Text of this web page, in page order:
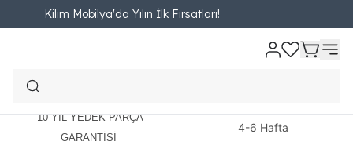
Kilim Mobilya'da Yılın İlk Fırsatları!
10 YIL YEDEK PARÇA
GARANTİSİ
4-6 Hafta